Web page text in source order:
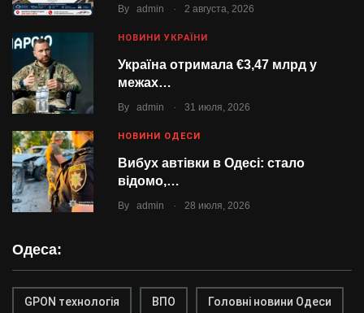
By admin . 2 августа, 2026
НОВИНИ УКРАЇНИ
Україна отримала €3,47 млрд у
межах…
By admin . 31 июля, 2026
НОВИНИ ОДЕСИ
Вибух автівки в Одесі: стало
відомо,…
By admin . 28 июля, 2026
Одеса:
GPON технологія ВПО Головні новини Одеси